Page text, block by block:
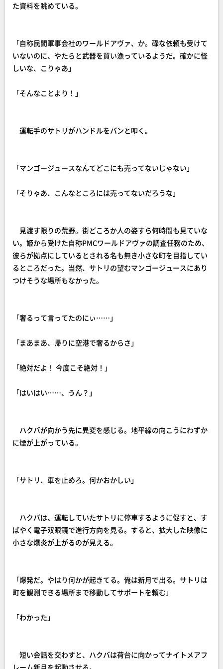
た資料を眺めている。
「自称民間軍事会社のワールドアヴァ、か。碌な依頼も受けて
いないのに、やたらと武器を買い漁っているようだ。確かに怪
しいな、こりゃあ」
「そんなことより！」
運転手のサトリがハンドルをバンと叩く。
「マンゴージュースなんてどこにも売ってないじゃない」
「そりゃあ、こんなところには売ってないだろうな」
見渡す限りの荒野。街どころか人の姿すら何時間も見ていな
い。姫から受けた自称PMCワールドアヴァの調査任務のため、
彼らが拠点にしているとされる名も無き小さな町を目指してい
るところだった。当然、サトリの望むマンゴージュースにあり
つけそうな場所もなかった。
「奢るって言ってたのにぃ……」
「まあまあ、帰りに空港で奢るからさ」
「絶対だよ！ 今度こそ絶対！」
「はいはい……、うん？」
ハクバが向かう先に異変を感じる。地平線の向こうにわずか
に煙が上がっている。
「サトリ、車を止めろ。何かおかしい」
ハクバは、運転していたサトリに停車するように促すと、す
ばやく電子双眼鏡で進行方向を見る。すると、拡大した映像に
小さな爆炎が上がるのが見える。
「爆発だ。やはり何かが起きてる。俺は新月で出る。サトリは
町を観測できる場所まで移動してサポートを頼む」
「わかった」
短い会話を交わすと、ハクバは荷台に向かってナイトメアフ
レーム新月を起動させる。